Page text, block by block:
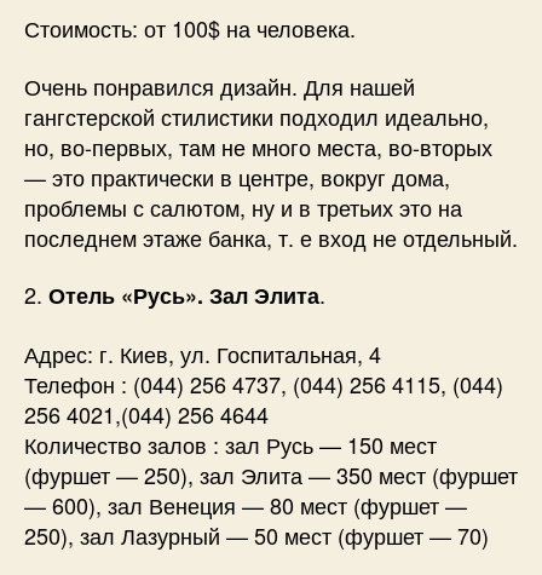
Стоимость: от 100$ на человека.
Очень понравился дизайн. Для нашей
гангстерской стилистики подходил идеально,
но, во-первых, там не много места, во-вторых
— это практически в центре, вокруг дома,
проблемы с салютом, ну и в третьих это на
последнем этаже банка, т. е вход не отдельный.
2. Отель «Русь». Зал Элита.
Адрес: г. Киев, ул. Госпитальная, 4
Телефон : (044) 256 4737, (044) 256 4115, (044)
256 4021,(044) 256 4644
Количество залов : зал Русь — 150 мест
(фуршет — 250), зал Элита — 350 мест (фуршет
— 600), зал Венеция — 80 мест (фуршет —
250), зал Лазурный — 50 мест (фуршет — 70)